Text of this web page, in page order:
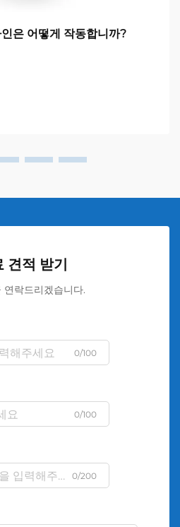
은 어떻게 작동합니까?
견적 받기
연락드리겠습니다.
0/100
0/100
0/200